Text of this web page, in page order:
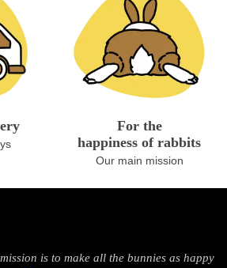
For the
happiness of rabbits
Our main mission
mission is to make all the bunnies as happy